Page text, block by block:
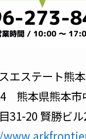
エステート熊
熊本県熊本市
31-20 賢勝ビ